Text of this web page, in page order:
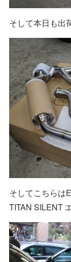
そして本日も出
そしてこちらは
TITAN SILENT